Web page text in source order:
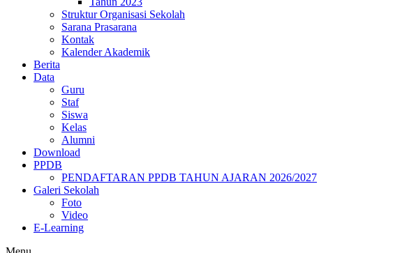
Struktur Organisasi Sekolah
Sarana Prasarana
Kontak
Kalender Akademik
Berita
Data
Guru
Staf
Siswa
Kelas
Alumni
Download
PPDB
PENDAFTARAN PPDB TAHUN AJARAN 2026/2027
Galeri Sekolah
Foto
Video
E-Learning